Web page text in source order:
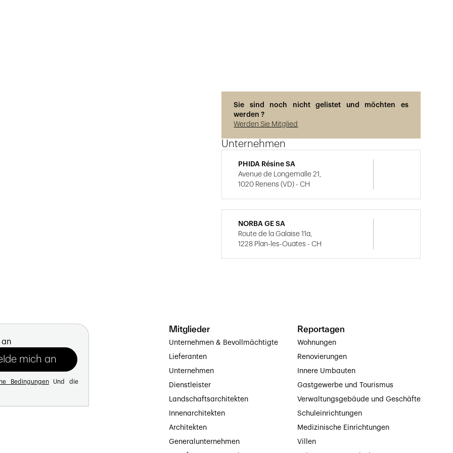
Sie sind noch nicht gelistet und möchten es
werden ?
Werden Sie Mitglied
Unternehmen
PHIDA Résine SA
Avenue de Longemalle 21,
1020 Renens (VD) - CH
NORBA GE SA
Route de la Galaise 11a,
1228 Plan-les-Ouates - CH
an
BedingungenUnd die
Mitglieder
Unternehmen & Bevollmächtigte
Lieferanten
Unternehmen
Dienstleister
Landschaftsarchitekten
Innenarchitekten
Architekten
Generalunternehmen
Reportagen
Wohnungen
Renovierungen
Innere Umbauten
Gastgewerbe und Tourismus
Verwaltungsgebäude und Geschäfte
Schuleinrichtungen
Medizinische Einrichtungen
Villen